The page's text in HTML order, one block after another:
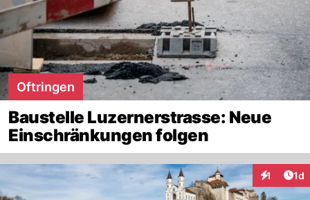
Oftringen
Baustelle Luzernerstrasse: Neue
Einschränkungen folgen
1 1d